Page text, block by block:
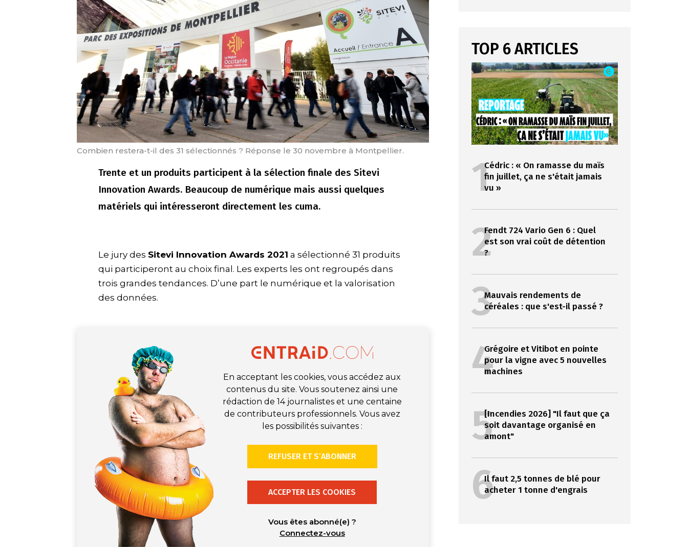
Combien restera-t-il des 31 sélectionnés ? Réponse le 30 novembre à Montpellier.
Trente et un produits participent à la sélection finale des Sitevi
Innovation Awards. Beaucoup de numérique mais aussi quelques
matériels qui intéresseront directement les cuma.
Le jury des Sitevi Innovation Awards 2021 a sélectionné 31 produits
qui participeront au choix final. Les experts les ont regroupés dans
trois grandes tendances. D’une part le numérique et la valorisation
des données.
En acceptant les cookies, vous accédez aux
contenus du site. Vous soutenez ainsi une
rédaction de 14 journalistes et une centaine
de contributeurs professionnels. Vous avez
les possibilités suivantes :
REFUSER ET S’ABONNER
ACCEPTER LES COOKIES
Vous êtes abonné(e) ?
Connectez-vous
TOP 6 ARTICLES
1Cédric : « On ramasse du maïs
fin juillet, ça ne s'était jamais
vu »
2Fendt 724 Vario Gen 6 : Quel
est son vrai coût de détention
?
3Mauvais rendements de
céréales : que s'est-il passé ?
4Grégoire et Vitibot en pointe
pour la vigne avec 5 nouvelles
machines
5[Incendies 2026] "Il faut que ça
soit davantage organisé en
amont"
6Il faut 2,5 tonnes de blé pour
acheter 1 tonne d'engrais